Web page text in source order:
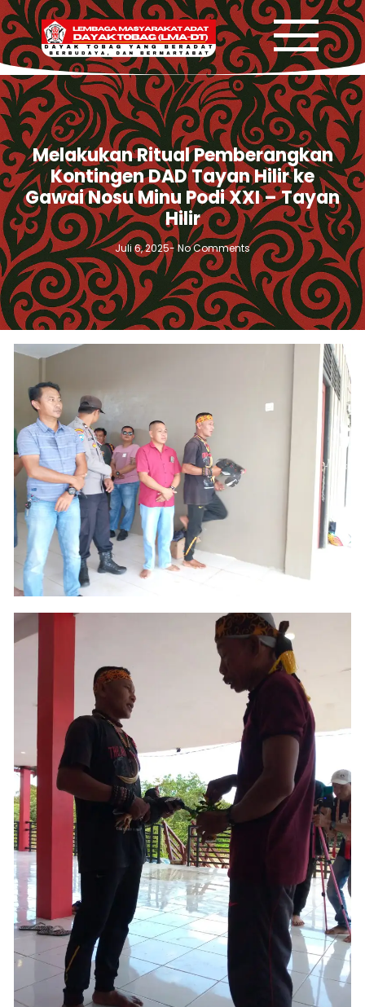
Melakukan Ritual Pemberangkan
Kontingen DAD Tayan Hilir ke
Gawai Nosu Minu Podi XXI – Tayan
Hilir
Juli 6, 2025-No Comments